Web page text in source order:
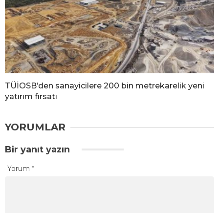
TÜİOSB’den sanayicilere 200 bin metrekarelik yeni
yatırım fırsatı
YORUMLAR
Bir yanıt yazın
Yorum *